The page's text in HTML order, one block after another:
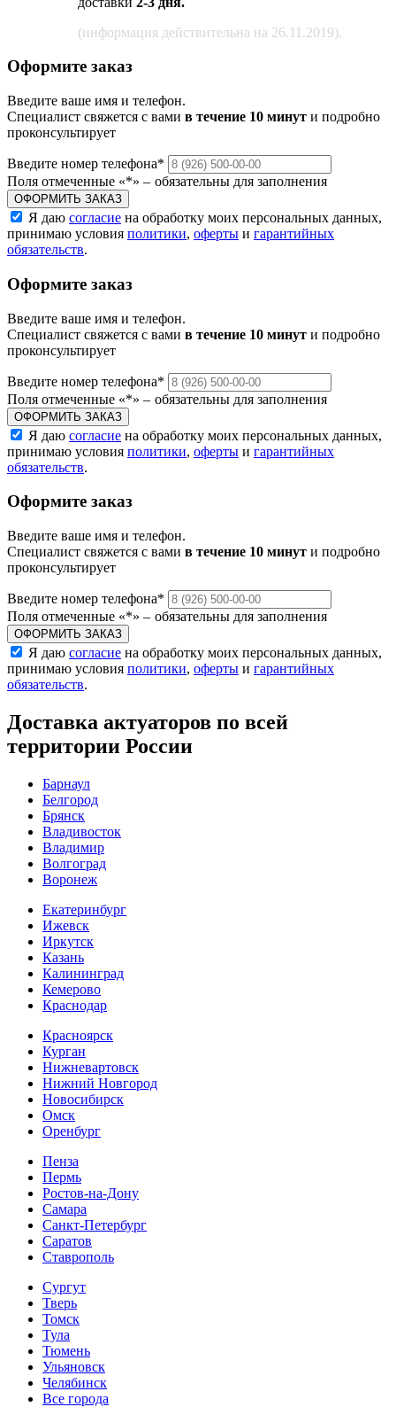
(информация действительна на 26.11.2019).
Оформите заказ
Введите ваше имя и телефон.
Специалист свяжется с вами в течение 10 минут и подробно
проконсультирует
Введите номер телефона*
Поля отмеченные «*» ‒ обязательны для заполнения
ОФОРМИТЬ ЗАКАЗ
Я даю согласие на обработку моих персональных данных,
принимаю условия политики, оферты и гарантийных
обязательств.
Оформите заказ
Введите ваше имя и телефон.
Специалист свяжется с вами в течение 10 минут и подробно
проконсультирует
Введите номер телефона*
Поля отмеченные «*» ‒ обязательны для заполнения
ОФОРМИТЬ ЗАКАЗ
Я даю согласие на обработку моих персональных данных,
принимаю условия политики, оферты и гарантийных
обязательств.
Оформите заказ
Введите ваше имя и телефон.
Специалист свяжется с вами в течение 10 минут и подробно
проконсультирует
Введите номер телефона*
Поля отмеченные «*» ‒ обязательны для заполнения
ОФОРМИТЬ ЗАКАЗ
Я даю согласие на обработку моих персональных данных,
принимаю условия политики, оферты и гарантийных
обязательств.
Доставка актуаторов по всей
территории России
Барнаул
Белгород
Брянск
Владивосток
Владимир
Волгоград
Воронеж
Екатеринбург
Ижевск
Иркутск
Казань
Калининград
Кемерово
Краснодар
Красноярск
Курган
Нижневартовск
Нижний Новгород
Новосибирск
Омск
Оренбург
Пенза
Пермь
Ростов-на-Дону
Самара
Санкт-Петербург
Саратов
Ставрополь
Сургут
Тверь
Томск
Тула
Тюмень
Ульяновск
Челябинск
Все города